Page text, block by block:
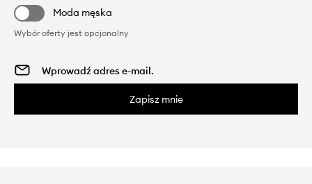
Moda męska
Wybór oferty jest opcjonalny
Zapisz mnie